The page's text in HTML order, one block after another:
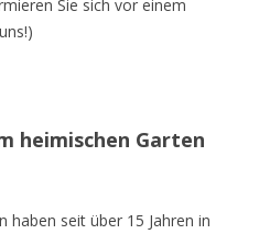
Sie sich vor einem
heimischen Garten
haben seit über 15 Jahren in